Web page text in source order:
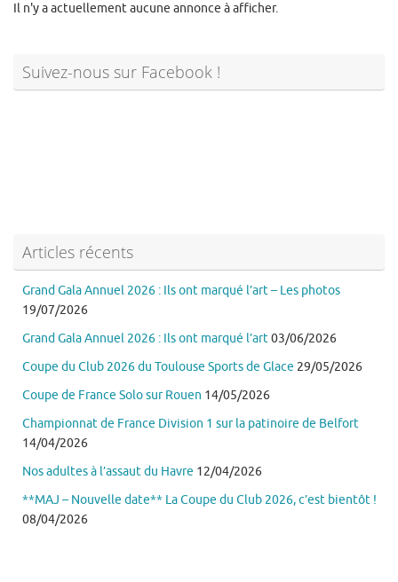
Il n'y a actuellement aucune annonce à afficher.
Suivez-nous sur Facebook !
Articles récents
Grand Gala Annuel 2026 : Ils ont marqué l’art – Les photos
19/07/2026
Grand Gala Annuel 2026 : Ils ont marqué l’art03/06/2026
Coupe du Club 2026 du Toulouse Sports de Glace 29/05/2026
Coupe de France Solo sur Rouen 14/05/2026
Championnat de France Division 1 sur la patinoire de Belfort
14/04/2026
Nos adultes à l’assaut du Havre 12/04/2026
**MAJ – Nouvelle date** La Coupe du Club 2026, c’est bientôt !
08/04/2026